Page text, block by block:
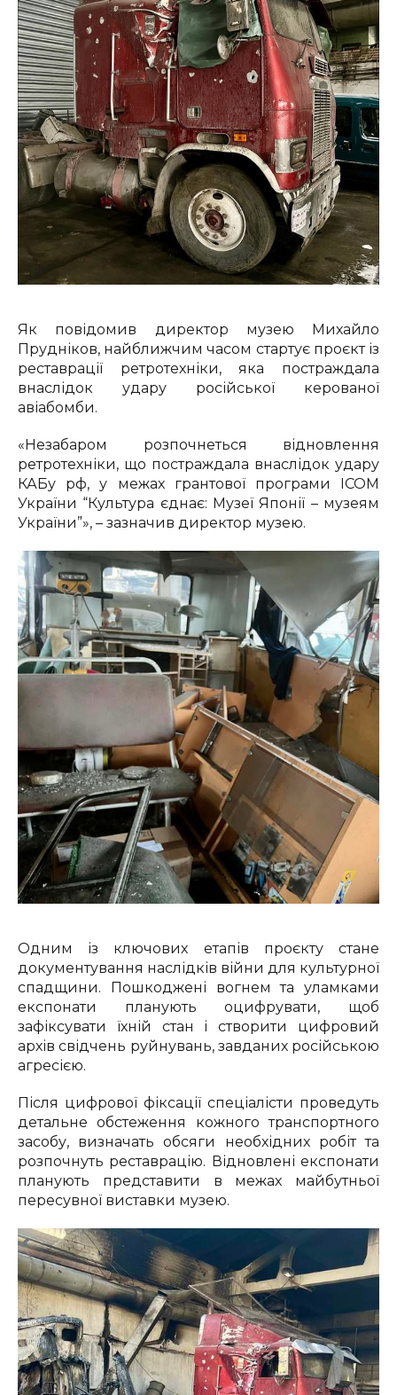
Як повідомив директор музею Михайло
Прудніков, найближчим часом стартує проєкт із
реставрації ретротехніки, яка постраждала
внаслідок удару російської керованої
авіабомби.
«Незабаром розпочнеться відновлення
ретротехніки, що постраждала внаслідок удару
КАБу рф, у межах грантової програми ICOM
України “Культура єднає: Музеї Японії – музеям
України”», – зазначив директор музею.
Одним із ключових етапів проєкту стане
документування наслідків війни для культурної
спадщини. Пошкоджені вогнем та уламками
експонати планують оцифрувати, щоб
зафіксувати їхній стан і створити цифровий
архів свідчень руйнувань, завданих російською
агресією.
Після цифрової фіксації спеціалісти проведуть
детальне обстеження кожного транспортного
засобу, визначать обсяги необхідних робіт та
розпочнуть реставрацію. Відновлені експонати
планують представити в межах майбутньої
пересувної виставки музею.